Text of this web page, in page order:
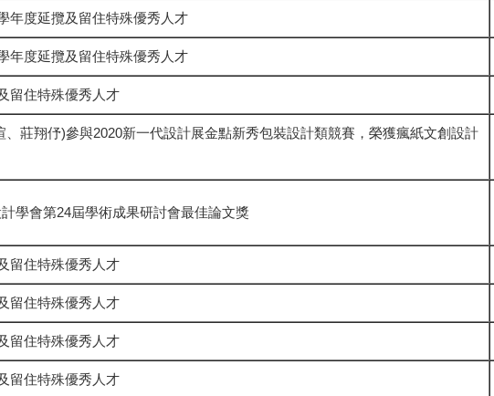
年度延攬及留住特殊優秀人才
年度延攬及留住特殊優秀人才
留住特殊優秀人才
、莊翔伃)參與2020新一代設計展金點新秀包裝設計類競賽，榮獲瘋紙文創設計
學會第24屆學術成果研討會最佳論文獎
留住特殊優秀人才
留住特殊優秀人才
留住特殊優秀人才
留住特殊優秀人才